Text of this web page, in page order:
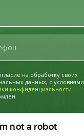
на обработку своих
данных, с условиями
конфиденциальности